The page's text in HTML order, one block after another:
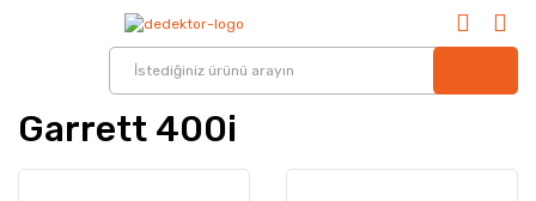
Garrett 400i